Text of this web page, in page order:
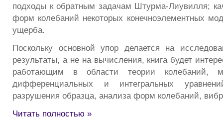
подходы к обратным задачам Штурма-Лиувилля;
форм колебаний некоторых конечноэлементных
ущерба.
Поскольку основной упор делается на
результаты, а не на вычисления, книга будет
работающим в области теории колебаний,
дифференциальных и интегральных
разрушения образца, анализа форм колебаний,
Читать полностью »